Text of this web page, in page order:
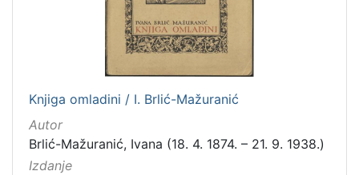
Knjiga omladini / I. Brlić-Mažuranić
Autor
Brlić-Mažuranić, Ivana (18. 4. 1874. – 21. 9. 1938.)
Izdanje